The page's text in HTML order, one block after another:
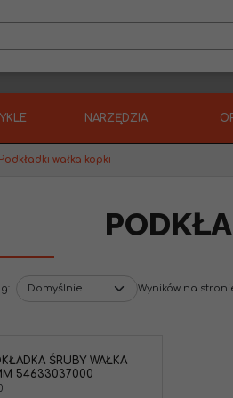
NARZĘDZIA
Podkładki wałka kopki
: Wyników na
ŚRUBY WAŁKA
54633037000